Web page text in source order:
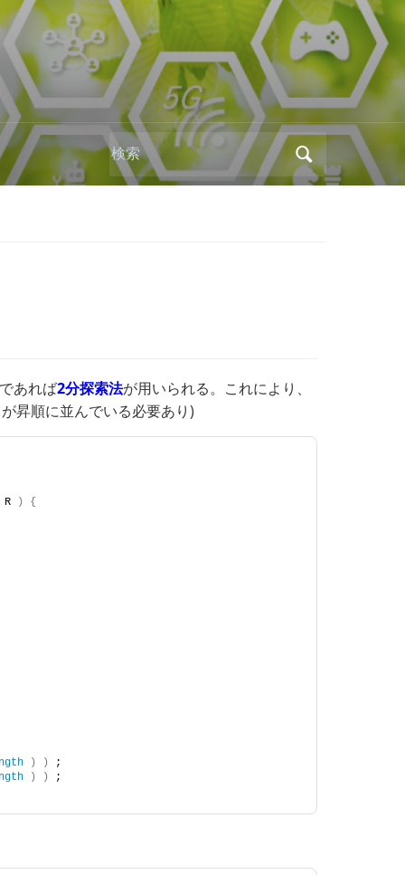
Search
for:
あれば2分探索法が用いられる。これにより、
昇順に並んでいる必要あり)
R )
{
) )
;
) )
;